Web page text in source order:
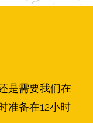
是需要我们在
准备在12小时